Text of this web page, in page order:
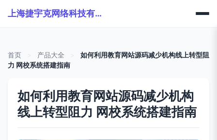
上海捷宇克网络科技有限公司
首页 产品大全
如何利用教育网站源码减少机构线上转型阻
力 网校系统搭建指南
如何利用教育网站源码减少机构
线上转型阻力 网校系统搭建指南